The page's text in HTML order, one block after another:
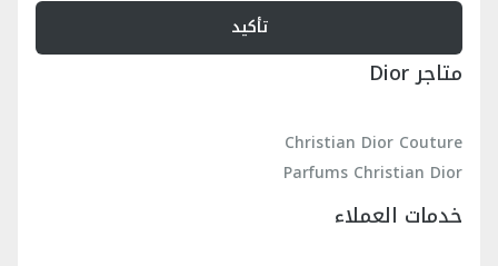
تأكيد
متاجر Dior
Christian Dior Couture
Parfums Christian Dior
خدمات العملاء